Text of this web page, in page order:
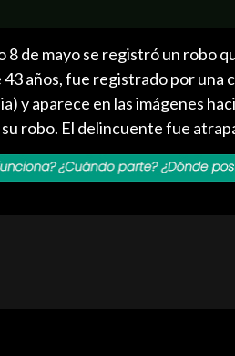
8 de mayo se registró un robo
43 años, fue registrado por una
y aparece en las imágenes
robo. El delincuente fue